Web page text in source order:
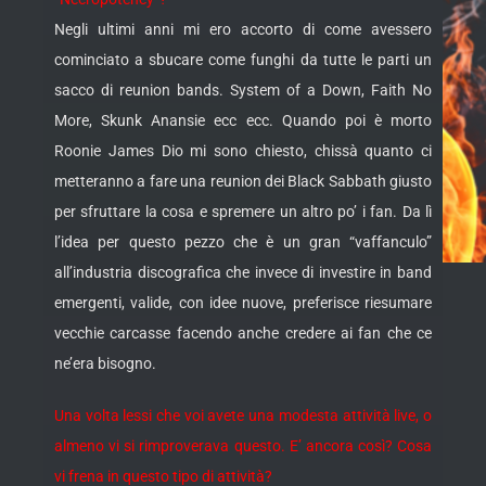
Negli ultimi anni mi ero accorto di come avessero
cominciato a sbucare come funghi da tutte le parti un
sacco di reunion bands. System of a Down, Faith No
More, Skunk Anansie ecc ecc. Quando poi è morto
Roonie James Dio mi sono chiesto, chissà quanto ci
metteranno a fare una reunion dei Black Sabbath giusto
per sfruttare la cosa e spremere un altro po’ i fan. Da lì
l’idea per questo pezzo che è un gran “vaffanculo”
all’industria discografica che invece di investire in band
emergenti, valide, con idee nuove, preferisce riesumare
vecchie carcasse facendo anche credere ai fan che ce
ne’era bisogno.
Una volta lessi che voi avete una modesta attività live, o
almeno vi si rimproverava questo. E’ ancora così? Cosa
vi frena in questo tipo di attività?